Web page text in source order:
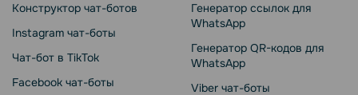
Конструктор чат-ботов
Instagram чат-боты
Чат-бот в TikTok
Facebook чат-боты
Генератор ссылок для
WhatsApp
Генератор QR-кодов для
WhatsApp
Viber чат-боты